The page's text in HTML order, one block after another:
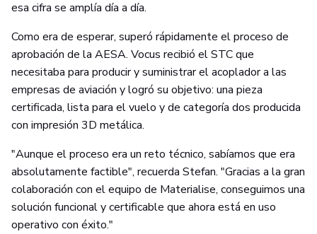
esa cifra se amplía día a día.
Como era de esperar, superó rápidamente el proceso de
aprobación de la AESA. Vocus recibió el STC que
necesitaba para producir y suministrar el acoplador a las
empresas de aviación y logró su objetivo: una pieza
certificada, lista para el vuelo y de categoría dos producida
con impresión 3D metálica.
"Aunque el proceso era un reto técnico, sabíamos que era
absolutamente factible", recuerda Stefan. "Gracias a la gran
colaboración con el equipo de Materialise, conseguimos una
solución funcional y certificable que ahora está en uso
operativo con éxito."